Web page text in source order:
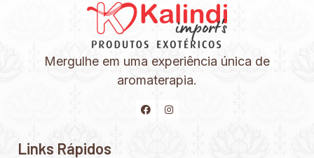
Mergulhe em uma experiência única de
aromaterapia.
Links Rápidos